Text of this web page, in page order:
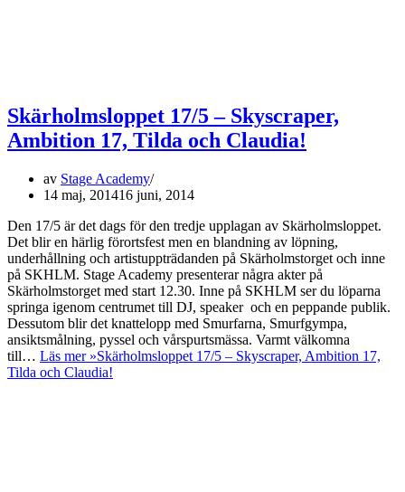
Skärholmsloppet 17/5 – Skyscraper,
Ambition 17, Tilda och Claudia!
av Stage Academy
14 maj, 201416 juni, 2014
Den 17/5 är det dags för den tredje upplagan av Skärholmsloppet.
Det blir en härlig förortsfest men en blandning av löpning,
underhållning och artistuppträdanden på Skärholmstorget och inne
på SKHLM. Stage Academy presenterar några akter på
Skärholmstorget med start 12.30. Inne på SKHLM ser du löparna
springa igenom centrumet till DJ, speaker och en peppande publik.
Dessutom blir det knattelopp med Smurfarna, Smurfgympa,
ansiktsmålning, pyssel och vårspurtsmässa. Varmt välkomna
till… Läs mer »Skärholmsloppet 17/5 – Skyscraper, Ambition 17,
Tilda och Claudia!